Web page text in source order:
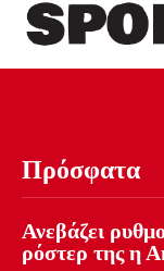
Πρόσφατα
Ανεβάζει
ρόστερ της η